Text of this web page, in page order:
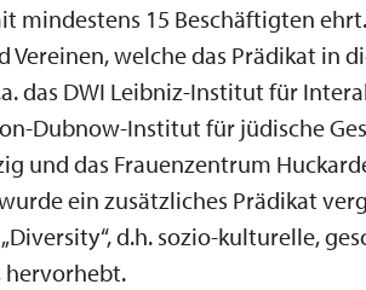
mindestens 15 Beschäftigten
welche das Prädikat in
das DWI Leibniz-Institut für
Dubnow-Institut für jüdische
und das Frauenzentrum
ein zusätzliches Prädikat
d.h. sozio-kulturelle,
hervorhebt.